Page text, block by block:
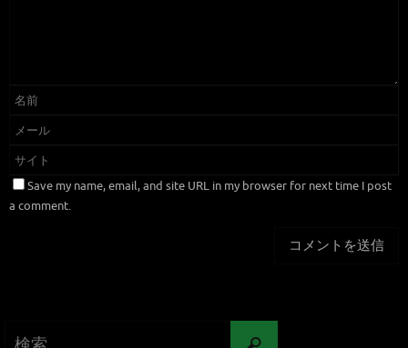
Save my name, email, and site URL in my browser for next time I post
a comment.